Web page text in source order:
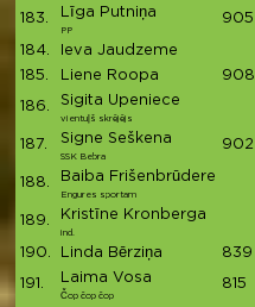
183. Līga Putniņa
PP
905
184. Ieva Jaudzeme
185.
Liene Roopa 908
186. Sigita Upeniece
vientuļš skrējējs
187. Signe Seškena
SSK Bebra
902
188. Baiba Frišenbrūdere
Engures sportam
189. Kristīne Kronberga
ind.
190. Linda Bērziņa 839
191. Laima Vosa
Čop čop čop
815